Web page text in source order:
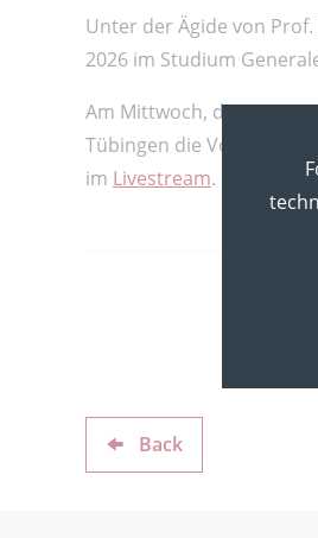
Unter der Ägide von
2026 im Studium
Am Mittwoch, dem24.
Tübingen die Vorlesung
im Livestream.
Back